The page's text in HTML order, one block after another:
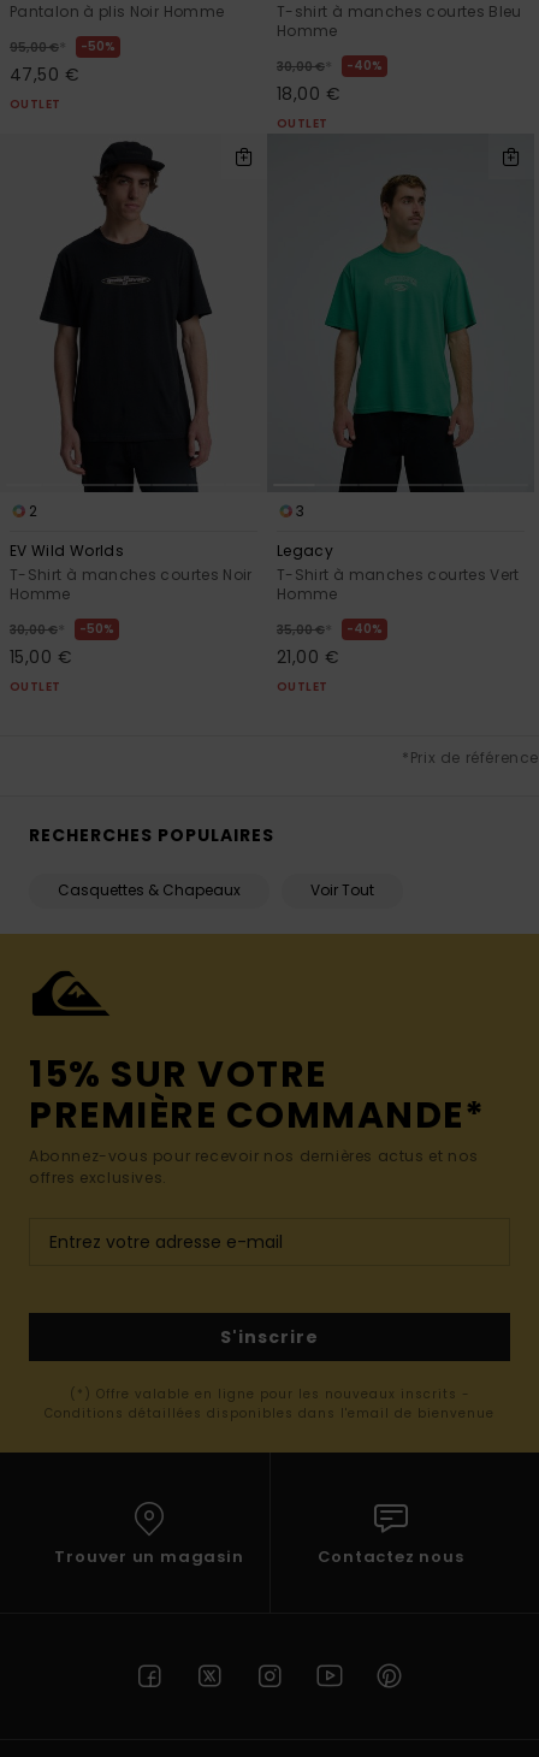
Pantalon à plis Noir Homme
95,00 € * 50%
47,50 €
OUTLET
T-shirt à manches courtes Bleu
Homme
30,00 € * 40%
18,00 €
OUTLET
2
EV Wild Worlds
T-Shirt à manches courtes Noir
Homme
30,00 € * 50%
15,00 €
OUTLET
3
Legacy
T-Shirt à manches courtes Vert
Homme
35,00 € * 40%
21,00 €
OUTLET
*Prix de référence
RECHERCHES POPULAIRES
Casquettes & Chapeaux Voir Tout
15% SUR VOTRE
PREMIÈRE COMMANDE*
Abonnez-vous pour recevoir nos dernières actus et nos
offres exclusives.
S'inscrire
(*) Offre valable en ligne pour les nouveaux inscrits -
Conditions détaillées disponibles dans l'email de bienvenue
Trouver un magasin Contactez nous